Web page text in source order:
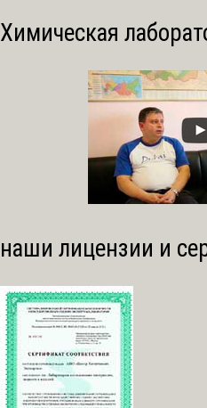
Химическая
наши лицензии и